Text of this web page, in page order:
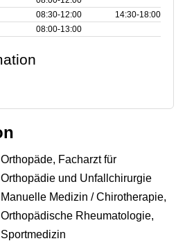
08:30‑12:00
14:30‑18:00
08:00‑13:00
Orthopäde, Facharzt für
Orthopädie und Unfallchirurgie
Manuelle Medizin / Chirotherapie,
Orthopädische Rheumatologie,
Sportmedizin